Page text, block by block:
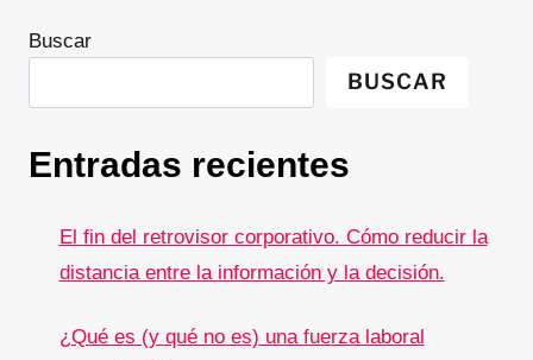
Buscar
BUSCAR
Entradas recientes
El fin del retrovisor corporativo. Cómo reducir la
distancia entre la información y la decisión.
¿Qué es (y qué no es) una fuerza laboral